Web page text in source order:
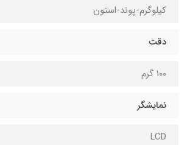
کیلوگرم-پوند-استون
دقت
100 گرم
نمایشگر
LCD